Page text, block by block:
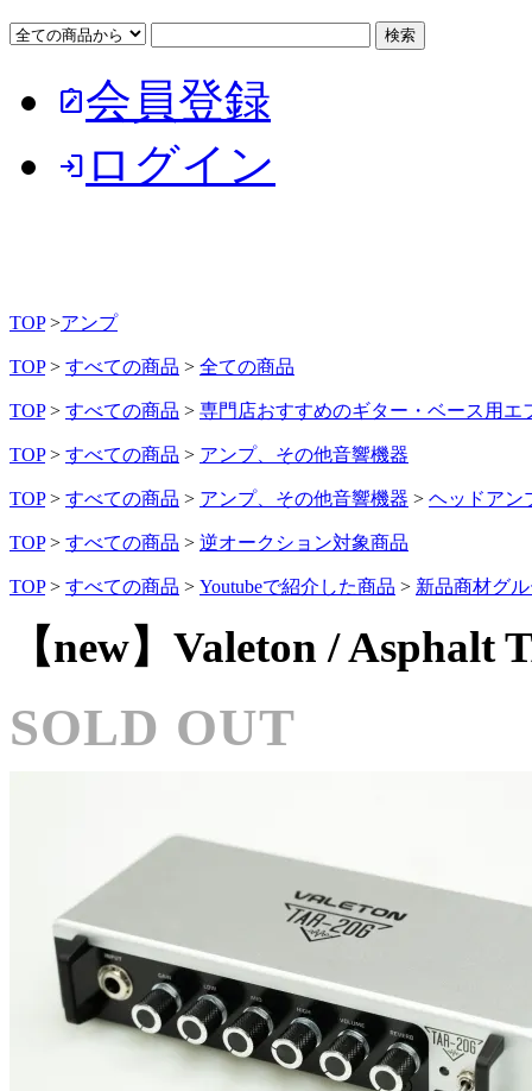
note_alt会員登録
login ログイン
TOP >アンプ
TOP > すべての商品 > 全ての商品
TOP > すべての商品 > 専門店おすすめのギター・ベース用エ
TOP > すべての商品 > アンプ、その他音響機器
TOP > すべての商品 > アンプ、その他音響機器 > ヘッドアン
TOP > すべての商品 > 逆オークション対象商品
TOP > すべての商品 > Youtubeで紹介した商品 > 新品商材グ
【new】Valeton / Asphalt
SOLD OUT